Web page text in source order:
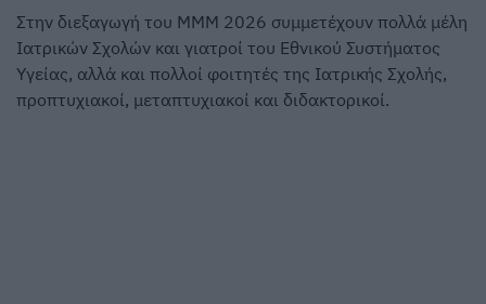
Στην διεξαγωγή του ΜΜΜ 2026 συμμετέχουν πολλά μέλη
Ιατρικών Σχολών και γιατροί του Εθνικού Συστήματος
Υγείας, αλλά και πολλοί φοιτητές της Ιατρικής Σχολής,
προπτυχιακοί, μεταπτυχιακοί και διδακτορικοί.